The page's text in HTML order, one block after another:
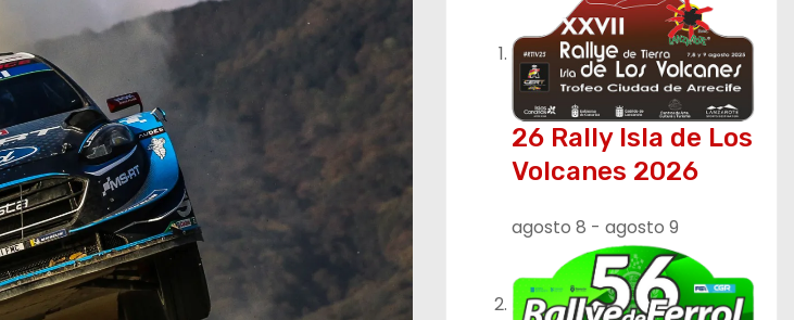
26 Rally Isla de Los
Volcanes 2026
agosto 8 - agosto 9